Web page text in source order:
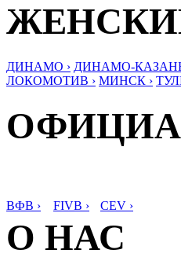
ДИНАМО › ДИНАМО-
ЛОКОМОТИВ › МИНСК ›
ВФВ › FIVB › CEV ›
О НАС